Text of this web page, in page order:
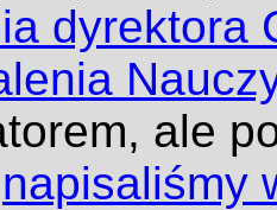
dyrektora
ale
napisaliśmy